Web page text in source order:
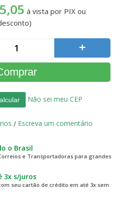
à vista por PIX ou
+
Não sei meu CEP
/ Escreva um comentário
o Brasil
e Transportadoras para grandes
3x s/juros
seu cartão de crédito em até 3x sem